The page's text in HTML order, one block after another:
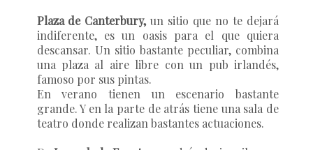
Plaza de Canterbury,un sitio que no te dejará
indiferente, es un oasis para el que quiera
descansar. Un sitio bastante peculiar, combina
una plaza al aire libre con un pub irlandés,
famoso por sus pintas.
En verano tienen un escenario bastante
grande. Y en la parte de atrás tiene una sala de
teatro donde realizan bastantes actuaciones.